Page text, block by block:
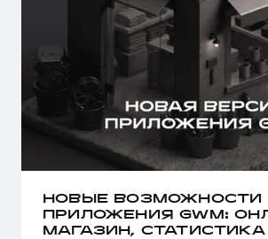
НОВЫЕ ВОЗМОЖНОСТИ
ПРИЛОЖЕНИЯ GWM:
МАГАЗИН, СТАТИСТИКА